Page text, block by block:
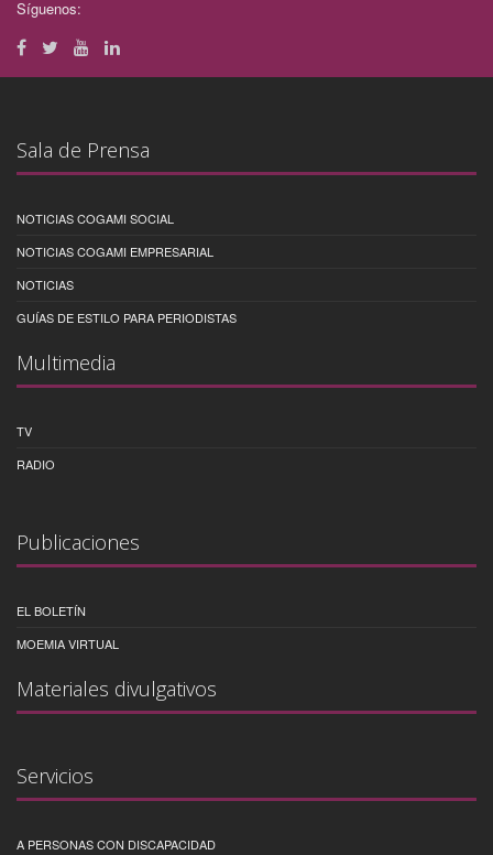
Síguenos:
Sala de Prensa
NOTICIAS COGAMI SOCIAL
NOTICIAS COGAMI EMPRESARIAL
NOTICIAS
GUÍAS DE ESTILO PARA PERIODISTAS
Multimedia
TV
RADIO
Publicaciones
EL BOLETÍN
MOEMIA VIRTUAL
Materiales divulgativos
Servicios
A PERSONAS CON DISCAPACIDAD